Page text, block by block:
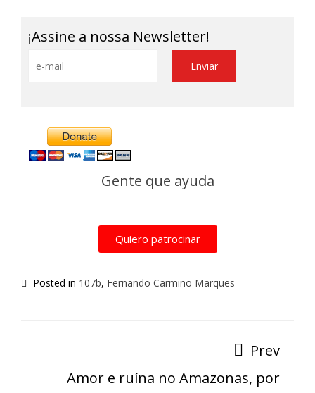
¡Assine a nossa Newsletter!
Gente que ayuda
Quiero patrocinar
Posted in 107b, Fernando Carmino Marques
Prev
Amor e ruína no Amazonas, por